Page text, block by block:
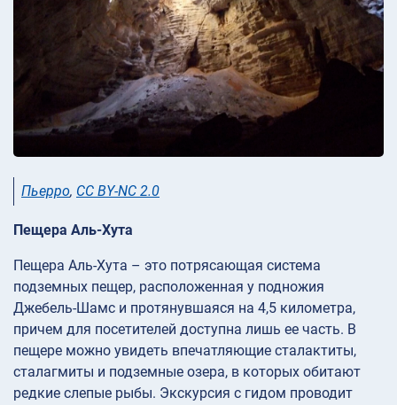
Пьерро, CC BY-NC 2.0
Пещера Аль-Хута
Пещера Аль-Хута – это потрясающая система
подземных пещер, расположенная у подножия
Джебель-Шамс и протянувшаяся на 4,5 километра,
причем для посетителей доступна лишь ее часть. В
пещере можно увидеть впечатляющие сталактиты,
сталагмиты и подземные озера, в которых обитают
редкие слепые рыбы. Экскурсия с гидом проводит